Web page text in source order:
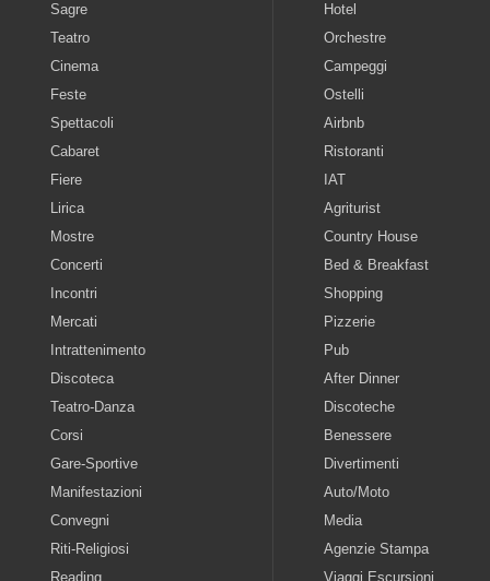
Sagre
Teatro
Cinema
Feste
Spettacoli
Cabaret
Fiere
Lirica
Mostre
Concerti
Incontri
Mercati
Intrattenimento
Discoteca
Teatro-Danza
Corsi
Gare-Sportive
Manifestazioni
Convegni
Riti-Religiosi
Reading
Hotel
Orchestre
Campeggi
Ostelli
Airbnb
Ristoranti
IAT
Agriturist
Country House
Bed & Breakfast
Shopping
Pizzerie
Pub
After Dinner
Discoteche
Benessere
Divertimenti
Auto/Moto
Media
Agenzie Stampa
Viaggi Escursioni